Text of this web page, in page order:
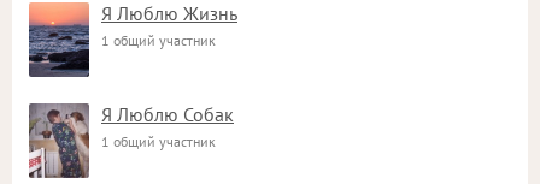
Я Люблю Жизнь
1 общий участник
Я Люблю Собак
1 общий участник